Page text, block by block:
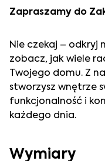
Zapraszamy do
Nie czekaj – odkryj
zobacz, jak wiele
Twojego domu. Z
stworzysz wnętrze
funkcjonalność i
każdego dnia.
Wymiary